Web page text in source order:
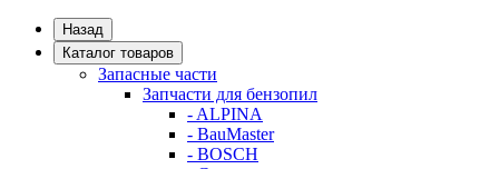
Назад
Каталог товаров
Запасные части
Запчасти для бензопил
- ALPINA
- BauMaster
- BOSCH